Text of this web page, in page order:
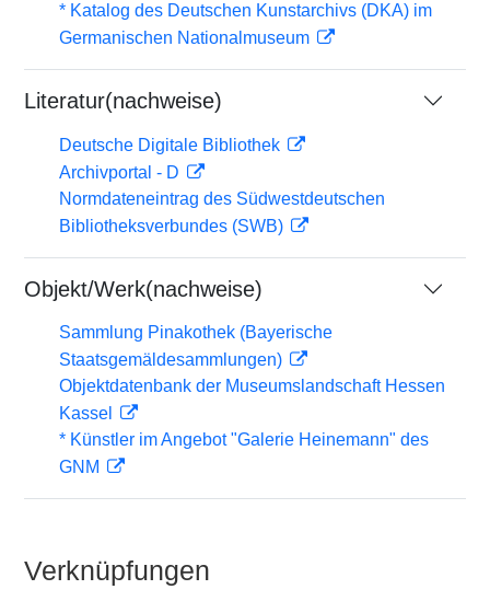
* Katalog des Deutschen Kunstarchivs (DKA) im
Germanischen Nationalmuseum
Literatur(nachweise)
Deutsche Digitale Bibliothek
Archivportal - D
Normdateneintrag des Südwestdeutschen
Bibliotheksverbundes (SWB)
Objekt/Werk(nachweise)
Sammlung Pinakothek (Bayerische
Staatsgemäldesammlungen)
Objektdatenbank der Museumslandschaft Hessen
Kassel
* Künstler im Angebot "Galerie Heinemann" des
GNM
Verknüpfungen